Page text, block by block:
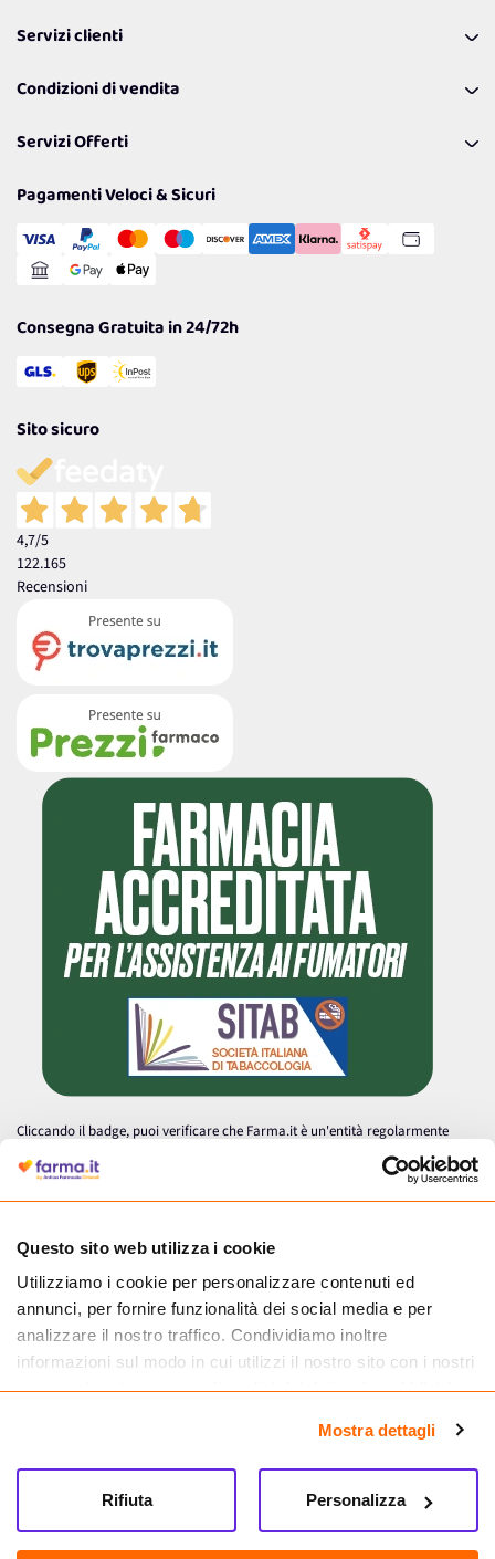
Questo sito web utilizza i cookie
Utilizziamo i cookie per personalizzare contenuti ed
annunci, per fornire funzionalità dei social media e per
analizzare il nostro traffico. Condividiamo inoltre
informazioni sul modo in cui utilizzi il nostro sito con i nostri
partner che si occupano di analisi dei dati web, pubblicità e
informazioni che hai fornito loro o che hanno raccolto dal
tuo utilizzo dei loro servizi.
Mostra dettagli
Personalizza
Rifiuta
Coupon
Lavora con noi
Politiche per la parità di genere
Servizi clienti
Richiamami
Resi
Condizioni di vendita
Spedizioni
Cookie Policy
Gestisci Cookie
Servizi Offerti
Reso Facile e Veloce
Pagamenti Veloci & Sicuri
Consegna Gratuita in 24/72h
Sito sicuro
4,7/5
122.165
Recensioni
Cliccando il badge, puoi verificare che Farma.it è un'entità regolarmente
autorizzata dal Ministero della Salute a effettuare la vendita online di
medicinali.
Farma.it S.a.s. P. IVA 07417261216 REA: NA-884088
CREDITS